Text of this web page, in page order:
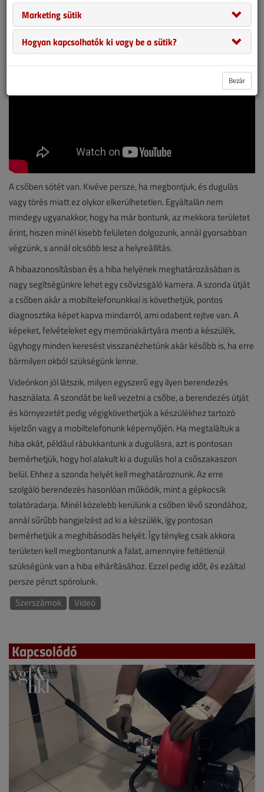
A csőben sötét van. Kivéve persze, ha megbontjuk, és dugulás
vagy törés miatt ez olykor elkerülhetetlen. Egyáltalán nem
mindegy ugyanakkor, hogy ha már bontunk, az mekkora területet
érint, hiszen minél kisebb felületen dolgozunk, annál gyorsabban
végzünk, s annál olcsóbb lesz a helyreállítás.
A hibaazonosításban és a hiba helyének meghatározásában is
nagy segítségünkre lehet egy csővizsgáló kamera. A szonda útját
a csőben akár a mobiltelefonunkkal is követhetjük, pontos
diagnosztika képet kapva mindarról, ami odabent rejtve van. A
képeket, felvételeket egy memóriakártyára menti a készülék,
úgyhogy minden keresést visszanézhetünk akár később is, ha erre
bármilyen okból szükségünk lenne.
Videónkon jól látszik, milyen egyszerű egy ilyen berendezés
használata. A szondát be kell vezetni a csőbe, a berendezés útját
és környezetét pedig végigkövethetjük a készülékhez tartozó
kijelzőn vagy a mobiltelefonunk képernyőjén. Ha megtaláltuk a
hiba okát, például rábukkantunk a dugulásra, azt is pontosan
bemérhetjük, hogy hol alakult ki a dugulás hol a csőszakaszon
belül. Ehhez a szonda helyét kell meghatároznunk. Az erre
szolgáló berendezés hasonlóan működik, mint a gépkocsik
tolatóradarja. Minél közelebb kerülünk a csőben lévő szondához,
annál sűrűbb hangjelzést ad ki a készülék, így pontosan
bemérhetjük a meghibásodás helyét. Így tényleg csak akkora
területen kell megbontanunk a falat, amennyire feltétlenül
szükségünk van a hiba elhárításához. Ezzel pedig időt, és ezáltal
persze pénzt spórolunk.
Szerszámok
Videó
Kapcsolódó
Marketing sütik
Hogyan kapcsolhatók ki vagy be a sütik?
Bezár